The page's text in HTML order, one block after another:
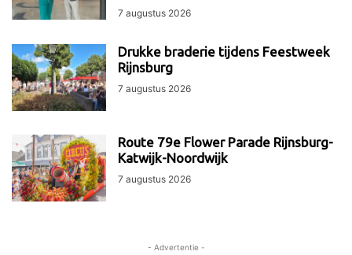
7 augustus 2026
Drukke braderie tijdens Feestweek
Rijnsburg
7 augustus 2026
Route 79e Flower Parade Rijnsburg-
Katwijk-Noordwijk
7 augustus 2026
- Advertentie -